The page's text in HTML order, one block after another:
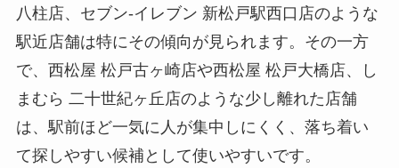
八柱店、セブン‐イレブン 新松戸駅西口店のような
駅近店舗は特にその傾向が見られます。その一方
で、西松屋 松戸古ヶ崎店や西松屋 松戸大橋店、し
まむら 二十世紀ヶ丘店のような少し離れた店舗
は、駅前ほど一気に人が集中しにくく、落ち着い
て探しやすい候補として使いやすいです。